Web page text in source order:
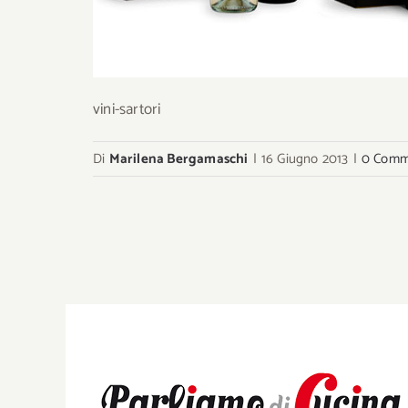
vini-sartori
Di Marilena Bergamaschi | 16 Giugno 2013 | 0